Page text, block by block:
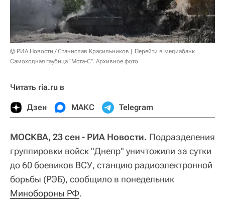
© РИА Новости / Станислав Красильников
Перейти в медиабанк
Самоходная гаубица "Мста-С". Архивное фото
Читать ria.ru в
Дзен МАКС Telegram
МОСКВА, 23 сен - РИА Новости. Подразделения
группировки войск "Днепр" уничтожили за сутки
до 60 боевиков ВСУ, станцию радиоэлектронной
борьбы (РЭБ), сообщило в понедельник
Минобороны РФ.